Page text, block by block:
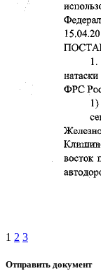
1 2 3
Отправить документ